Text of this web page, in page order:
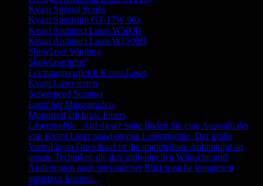
Kvant Special Series
Kvant Spectrum GT-17W 90k
Kvant Architect Laser W500B
Kvant Architect Laser W1500B
Showlaser Wartung
Showlaserinfos
Leistungsvergleich Kvant Laser
Kvant Laser testen
Superspeed Scanner
Laser bei Minusgraden
Motorised Dichroic Filters
Lasermodule
Auf dieser Seite finden Sie eine Auswahl der
von Kvant Laser angebotenen Lasermodule. Der große
Vorteil beim Direktkauf ist die unmittelbare Anbindung an
unsere Techniker, die ihre individuellen Wünsche und
Änderungen nach persönlicher Rücksprache kompetent
umsetzen können.